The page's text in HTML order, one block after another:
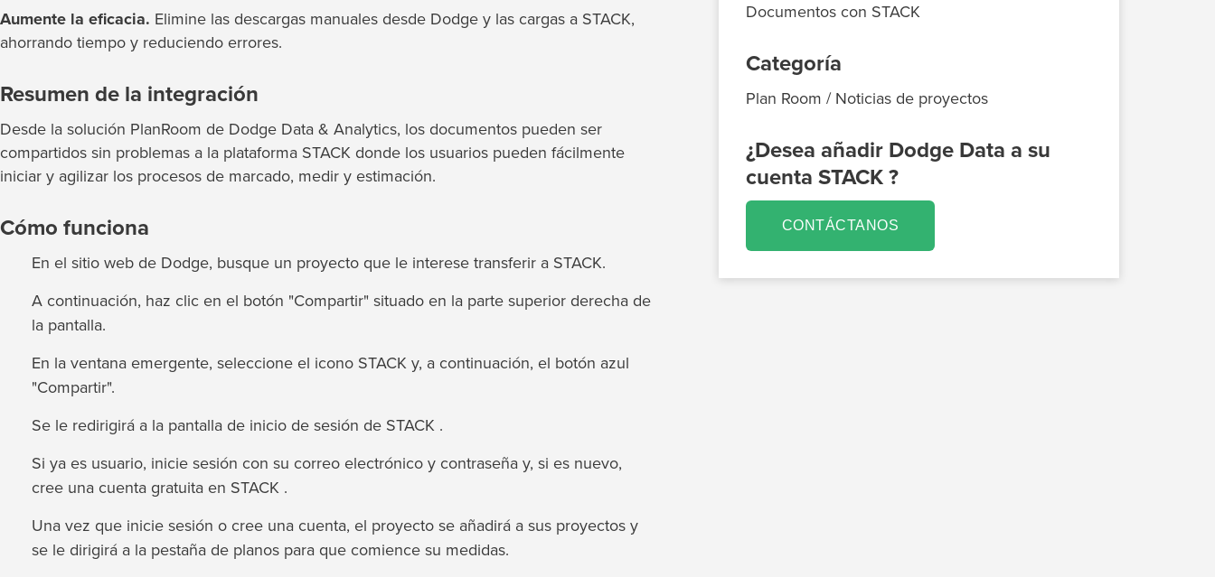
Aumente la eficacia. Elimine las descargas manuales desde Dodge y las cargas a STACK,
ahorrando tiempo y reduciendo errores.
Resumen de la integración
Desde la solución PlanRoom de Dodge Data & Analytics, los documentos pueden ser
compartidos sin problemas a la plataforma STACK donde los usuarios pueden fácilmente
iniciar y agilizar los procesos de marcado, medir y estimación.
Cómo funciona
En el sitio web de Dodge, busque un proyecto que le interese transferir a STACK.
A continuación, haz clic en el botón "Compartir" situado en la parte superior derecha de
la pantalla.
En la ventana emergente, seleccione el icono STACK y, a continuación, el botón azul
"Compartir".
Se le redirigirá a la pantalla de inicio de sesión de STACK .
Si ya es usuario, inicie sesión con su correo electrónico y contraseña y, si es nuevo,
cree una cuenta gratuita en STACK .
Una vez que inicie sesión o cree una cuenta, el proyecto se añadirá a sus proyectos y
se le dirigirá a la pestaña de planos para que comience su medidas.
Documentos con STACK
Categoría
Plan Room / Noticias de proyectos
¿Desea añadir Dodge Data a su
cuenta STACK ?
CONTÁCTANOS